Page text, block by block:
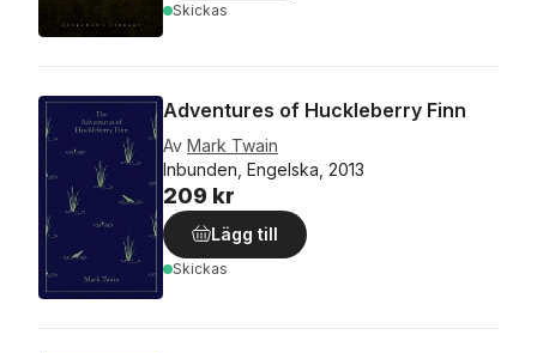
Skickas
Adventures of Huckleberry Finn
Av Mark Twain
Inbunden, Engelska, 2013
209 kr
Lägg till
Skickas